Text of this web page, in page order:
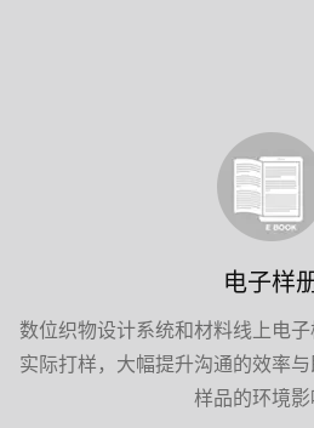
电子样
数位织物设计系统和材料线上电
实际打样，大幅提升沟通的效率
样品的环境影